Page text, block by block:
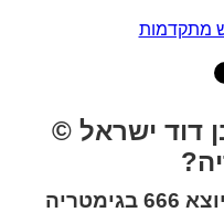
מתקדמות
דוד ישראל ©